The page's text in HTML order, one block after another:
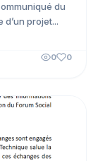
du
d’un projet...
0 0